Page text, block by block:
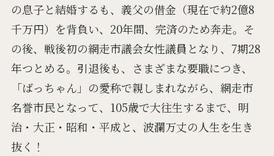
の息子と結婚するも、義父の借金（現在で約2億8
千万円）を背負い、20年間、完済のため奔走。そ
の後、戦後初の網走市議会女性議員となり、7期28
年つとめる。引退後も、さまざまな要職につき、
「ばっちゃん」の愛称で親しまれながら、網走市
名誉市民となって、105歳で大往生するまで、明
治・大正・昭和・平成と、波瀾万丈の人生を生き
抜く！